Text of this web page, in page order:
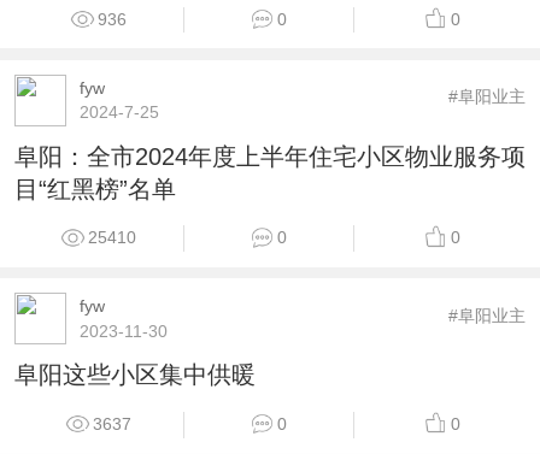
936 0 0
fyw
2024-7-25
#阜阳业主
阜阳：全市2024年度上半年住宅小区物业服务项
目“红黑榜”名单
25410 0 0
fyw
2023-11-30
#阜阳业主
阜阳这些小区集中供暖
3637 0 0